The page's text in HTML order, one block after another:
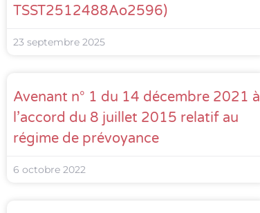
TSST2512488Ao2596)
23 septembre 2025
Avenant n° 1 du 14 décembre 2021 à
l’accord du 8 juillet 2015 relatif au
régime de prévoyance
6 octobre 2022